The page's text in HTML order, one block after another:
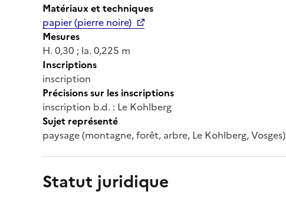
Matériaux et techniques
papier (pierre noire)
Mesures
H. 0,30 ; la. 0,225 m
Inscriptions
inscription
Précisions sur les inscriptions
inscription b.d. : Le Kohlberg
Sujet représenté
paysage (montagne, forêt, arbre, Le Kohlberg, Vosges)
Statut juridique